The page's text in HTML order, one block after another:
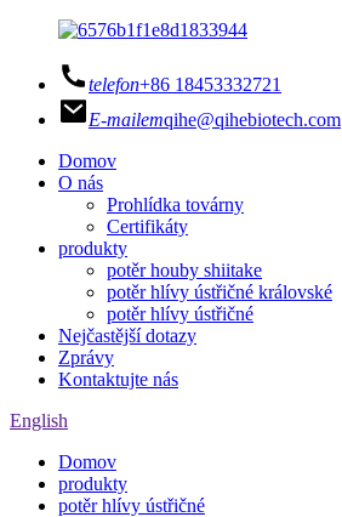
telefon+86 18453332721
E-mailemqihe@qihebiotech.com
Domov
O nás
Prohlídka továrny
Certifikáty
produkty
potěr houby shiitake
potěr hlívy ústřičné královské
potěr hlívy ústřičné
Nejčastější dotazy
Zprávy
Kontaktujte nás
English
Domov
produkty
potěr hlívy ústřičné